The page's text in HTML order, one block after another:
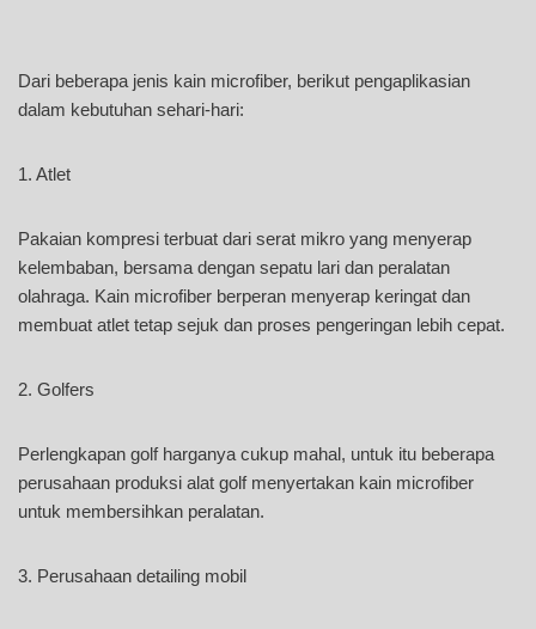
Dari beberapa jenis kain microfiber, berikut pengaplikasian
dalam kebutuhan sehari-hari:
1. Atlet
Pakaian kompresi terbuat dari serat mikro yang menyerap
kelembaban, bersama dengan sepatu lari dan peralatan
olahraga. Kain microfiber berperan menyerap keringat dan
membuat atlet tetap sejuk dan proses pengeringan lebih cepat.
2. Golfers
Perlengkapan golf harganya cukup mahal, untuk itu beberapa
perusahaan produksi alat golf menyertakan kain microfiber
untuk membersihkan peralatan.
3. Perusahaan detailing mobil